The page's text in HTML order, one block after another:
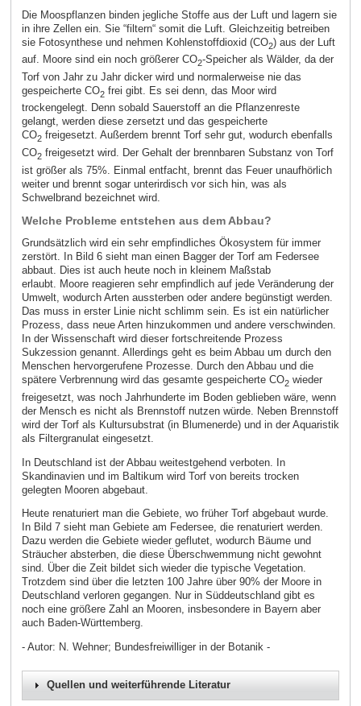
Die Moospflanzen binden jegliche Stoffe aus der Luft und lagern sie
in ihre Zellen ein. Sie “filtern“ somit die Luft. Gleichzeitig betreiben
sie Fotosynthese und nehmen Kohlenstoffdioxid (CO2) aus der Luft
auf. Moore sind ein noch größerer CO2-Speicher als Wälder, da der
Torf von Jahr zu Jahr dicker wird und normalerweise nie das
gespeicherte CO2frei gibt. Es sei denn, das Moor wird
trockengelegt. Denn sobald Sauerstoff an die Pflanzenreste
gelangt, werden diese zersetzt und das gespeicherte
CO2freigesetzt. Außerdem brennt Torf sehr gut, wodurch ebenfalls
CO2freigesetzt wird. Der Gehalt der brennbaren Substanz von Torf
ist größer als 75%. Einmal entfacht, brennt das Feuer unaufhörlich
weiter und brennt sogar unterirdisch vor sich hin, was als
Schwelbrand bezeichnet wird.
Welche Probleme entstehen aus dem Abbau?
Grundsätzlich wird ein sehr empfindliches Ökosystem für immer
zerstört. In Bild 6 sieht man einen Bagger der Torf am Federsee
abbaut. Dies ist auch heute noch in kleinem Maßstab
erlaubt. Moore reagieren sehr empfindlich auf jede Veränderung der
Umwelt, wodurch Arten aussterben oder andere begünstigt werden.
Das muss in erster Linie nicht schlimm sein. Es ist ein natürlicher
Prozess, dass neue Arten hinzukommen und andere verschwinden.
In der Wissenschaft wird dieser fortschreitende Prozess
Sukzession genannt. Allerdings geht es beim Abbau um durch den
Menschen hervorgerufene Prozesse. Durch den Abbau und die
spätere Verbrennung wird das gesamte gespeicherte CO2wieder
freigesetzt, was noch Jahrhunderte im Boden geblieben wäre, wenn
der Mensch es nicht als Brennstoff nutzen würde. Neben Brennstoff
wird der Torf als Kultursubstrat (in Blumenerde) und in der Aquaristik
als Filtergranulat eingesetzt.
In Deutschland ist der Abbau weitestgehend verboten. In
Skandinavien und im Baltikum wird Torf von bereits trocken
gelegten Mooren abgebaut.
Heute renaturiert man die Gebiete, wo früher Torf abgebaut wurde.
In Bild 7 sieht man Gebiete am Federsee, die renaturiert werden.
Dazu werden die Gebiete wieder geflutet, wodurch Bäume und
Sträucher absterben, die diese Überschwemmung nicht gewohnt
sind. Über die Zeit bildet sich wieder die typische Vegetation.
Trotzdem sind über die letzten 100 Jahre über 90% der Moore in
Deutschland verloren gegangen. Nur in Süddeutschland gibt es
noch eine größere Zahl an Mooren, insbesondere in Bayern aber
auch Baden-Württemberg.
- Autor: N. Wehner; Bundesfreiwilliger in der Botanik -
Quellen und weiterführende Literatur